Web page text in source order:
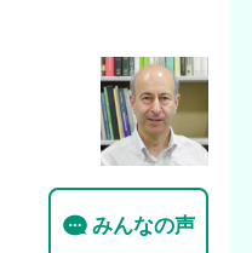
みんなの声